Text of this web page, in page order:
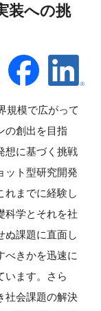
装への挑
規模で広がって
の創出を目指
想に基づく挑戦
ット型研究開発
れまでに経験し
科学とそれを社
ぬ課題に直面し
べきかを迅速に
います。さら
社会課題の解決